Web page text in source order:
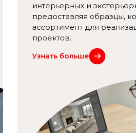
интерьерных и
предоставляя образцы,
ассортимент для
проектов.
Узнать больше